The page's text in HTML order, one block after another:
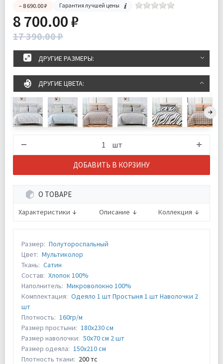
– 8 690.00 ₽ Гарантия лучшей цены
8 700.00 ₽
17 390.00 ₽
ДРУГИЕ РАЗМЕРЫ:
ДРУГИЕ ЦВЕТА:
шт
ДОБАВИТЬ В КОРЗИНУ
О ТОВАРЕ
Характеристики Описание Коллекция
Размер: Полутороспальный
Цвет: Мультиколор
Ткань: Сатин
Состав: Хлопок 100%
Наполнитель: Микроволокно 100%
Комплектация: Одеяло 1 шт Простыня 1 шт Наволочки 2
шт
Плотность: 160гр/м
Размер простыни: 180х230 см
Размер наволочки: 50х70 см 2 шт
Размер одеяла: 150х210 см
Плотность ткани: 200 тс